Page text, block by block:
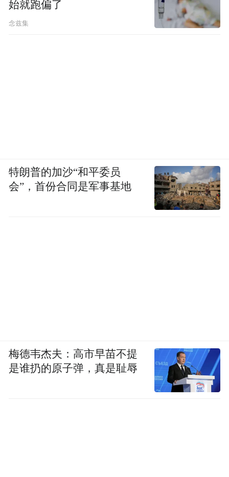
始就跑偏了
念兹集
特朗普的加沙“和平委员
会”，首份合同是军事基地
梅德韦杰夫：高市早苗不提
是谁扔的原子弹，真是耻辱